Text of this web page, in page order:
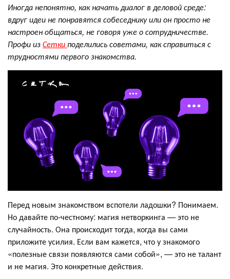
Иногда непонятно, как начать диалог в деловой среде:
вдруг идеи не понравятся собеседнику или он просто не
настроен общаться, не говоря уже о сотрудничестве.
Профи изСетки поделились советами, как справиться с
трудностями первого знакомства.
Перед новым знакомством вспотели ладошки? Понимаем.
Но давайте по-честному: магия нетворкинга — это не
случайность. Она происходит тогда, когда вы сами
приложите усилия. Если вам кажется, что у знакомого
«полезные связи появляются сами собой», — это не талант
и не магия. Это конкретные действия.